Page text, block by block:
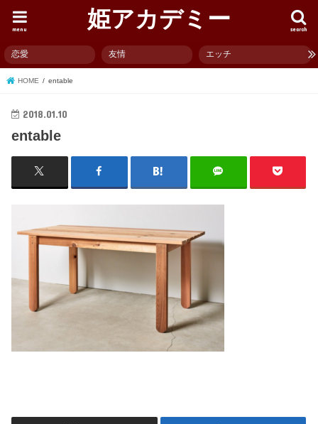
姫アカデミー search
menu
恋愛 友情 エッチ
HOME entable
2018.01.10
entable